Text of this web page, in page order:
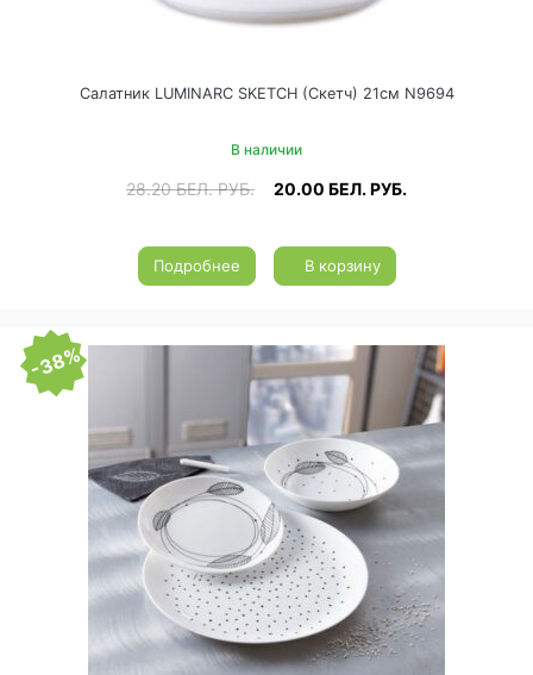
Салатник LUMINARC SKETCH (Скетч) 21см N9694
В наличии
28.20БЕЛ. РУБ. 20.00 БЕЛ. РУБ.
Подробнее В корзину
-38%